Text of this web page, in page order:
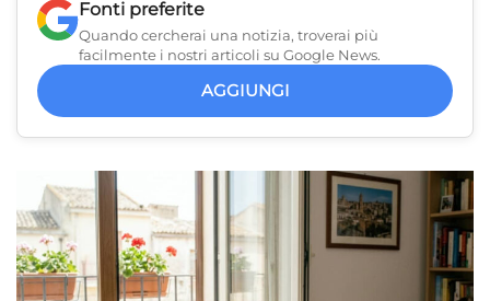
Fonti preferite
Quando cercherai una notizia, troverai più
facilmente i nostri articoli su Google News.
AGGIUNGI